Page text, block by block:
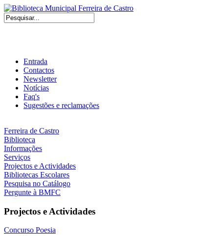
Entrada
Contactos
Newsletter
Notícias
Faq's
Sugestões e reclamações
Ferreira de Castro
Biblioteca
Informações
Serviços
Projectos e Actividades
Bibliotecas Escolares
Pesquisa no Catálogo
Pergunte à BMFC
Projectos e Actividades
Concurso Poesia